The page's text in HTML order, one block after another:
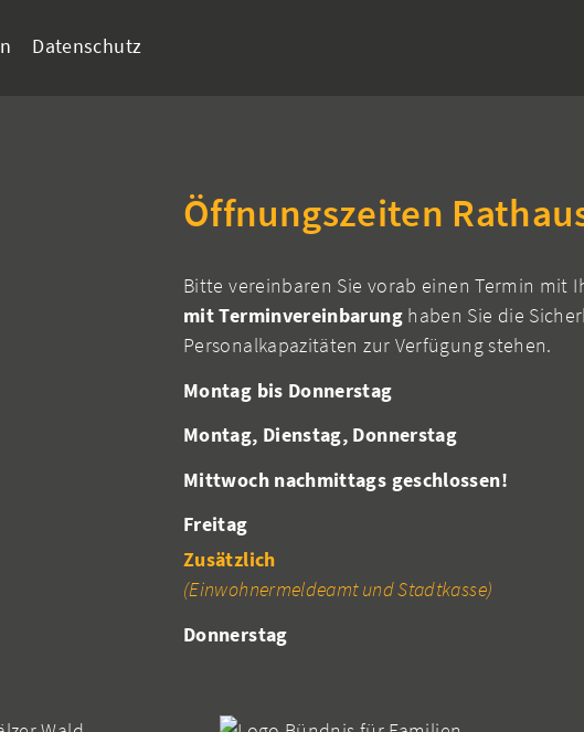
Datenschutz
Öffnungszeiten
Bitte vereinbaren Sie vorab einen Termin mit
mit Terminvereinbarunghaben Sie die
Personalkapazitäten zur Verfügung stehen.
Montag bis Donnerstag
Montag, Dienstag, Donnerstag
Mittwoch nachmittags geschlossen!
Freitag
Zusätzlich
(Einwohnermeldeamt und Stadtkasse)
Donnerstag